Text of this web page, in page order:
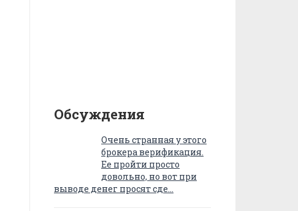
Обсуждения
Очень странная у этого
брокера верификация.
Ее пройти просто
довольно, но вот при
выводе денег просят сде…